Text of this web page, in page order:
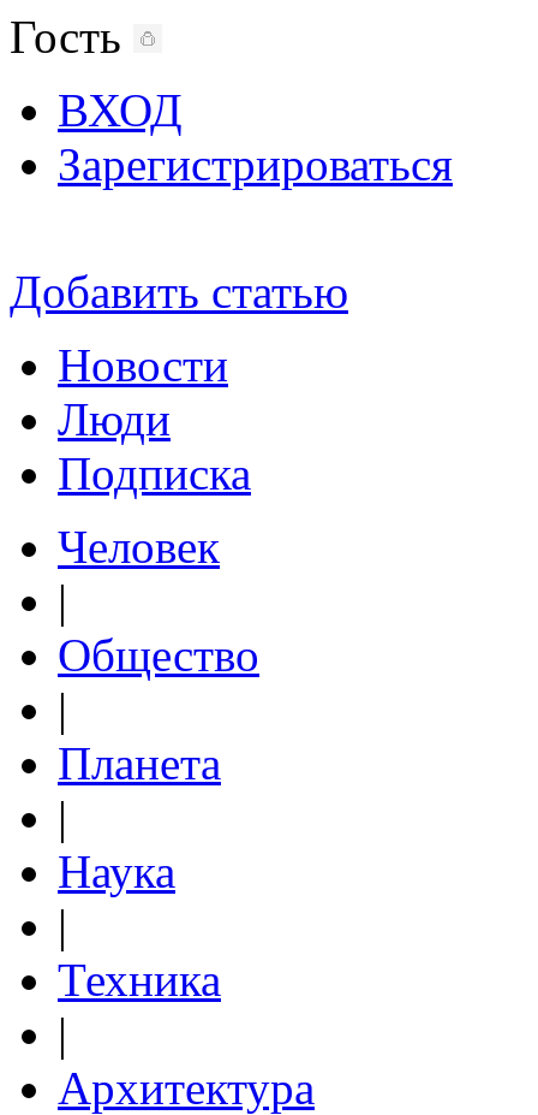
Гость
ВХОД
Зарегистрироваться
Добавить статью
Новости
Люди
Подписка
Человек
|
Общество
|
Планета
|
Наука
|
Техника
|
Архитектура